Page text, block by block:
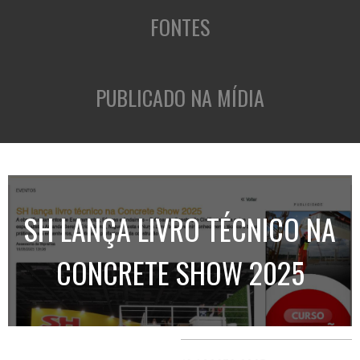
FONTES
PUBLICADO NA MÍDIA
SH LANÇA LIVRO TÉCNICO NA
CONCRETE SHOW 2025